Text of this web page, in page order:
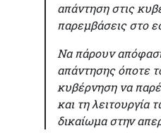
απάντηση στις
παρεμβάσεις στο
Να πάρουν
απάντησης όποτε
κυβέρνηση να
και τη λειτουργία
δικαίωμα στην